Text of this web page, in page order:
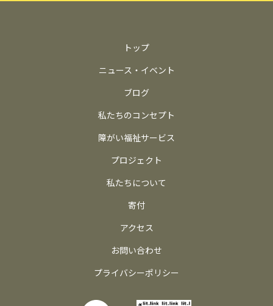
トップ
ニュース・イベント
ブログ
私たちのコンセプト
障がい福祉サービス
プロジェクト
私たちについて
寄付
アクセス
お問い合わせ
プライバシーポリシー